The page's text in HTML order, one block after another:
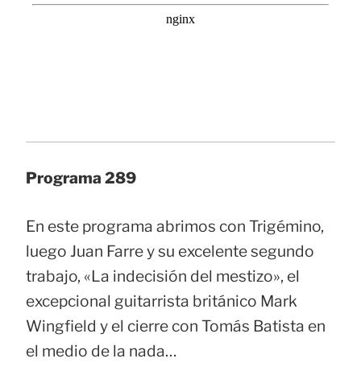
Programa 289
En este programa abrimos con Trigémino,
luego Juan Farre y su excelente segundo
trabajo, «La indecisión del mestizo», el
excepcional guitarrista británico Mark
Wingfield y el cierre con Tomás Batista en
el medio de la nada…